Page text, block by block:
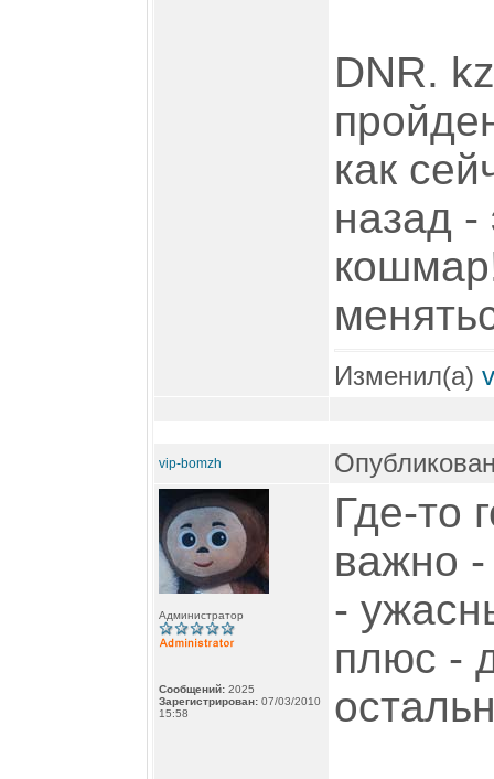
DNR.
как
назад
Изменил(а)
vip-bomzh
Администратор
Сообщений: 2025
Зарегистрирован: 07/03/2010
15:58
Где-то
важно
-
плюс -